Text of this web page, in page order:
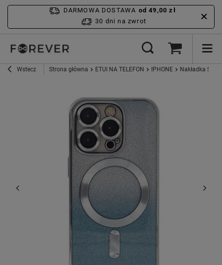
DARMOWA DOSTAWA od 49,00 zł
30 dni na zwrot
Wstecz Strona główna ETUI NA TELEFON IPHONE Nakładka